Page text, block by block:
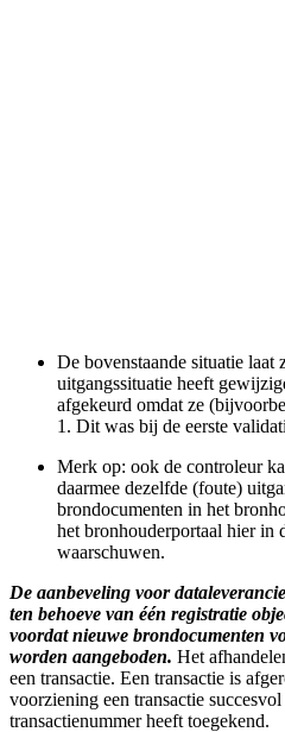
De bovenstaande situatie laat
uitgangssituatie heeft
afgekeurd omdat ze
1. Dit was bij de eerste
Merk op: ook de controleur
daarmee dezelfde (foute)
brondocumenten in het
het bronhouderportaal hier in
waarschuwen.
De aanbeveling voor
ten behoeve van één registratie
voordat nieuwe brondocumenten
worden aangeboden. Het
een transactie. Een transactie is
voorziening een transactie
transactienummer heeft toegekend.